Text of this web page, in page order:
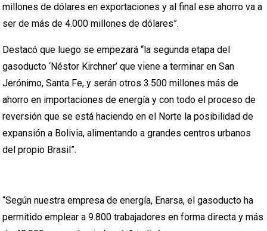
millones de dólares en exportaciones y al final ese ahorro va a
ser de más de 4.000 millones de dólares”.
Destacó que luego se empezará “la segunda etapa del
gasoducto ‘Néstor Kirchner’ que viene a terminar en San
Jerónimo, Santa Fe, y serán otros 3.500 millones más de
ahorro en importaciones de energía y con todo el proceso de
reversión que se está haciendo en el Norte la posibilidad de
expansión a Bolivia, alimentando a grandes centros urbanos
del propio Brasil”.
“Según nuestra empresa de energía, Enarsa, el gasoducto ha
permitido emplear a 9.800 trabajadores en forma directa y más